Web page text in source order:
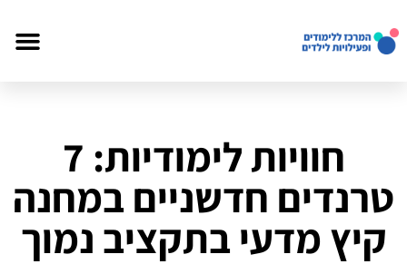
חוויות לימודיות: 7
טרנדים חדשניים במחנה
קיץ מדעי בתקציב נמוך